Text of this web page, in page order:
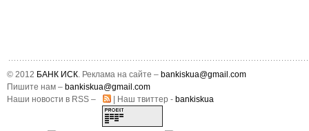
© 2012 БАНК ИСК. Реклама на сайте – bankiskua@gmail.com
Пишите нам – bankiskua@gmail.com
Наши новости в RSS –
| Наш твиттер - bankiskua